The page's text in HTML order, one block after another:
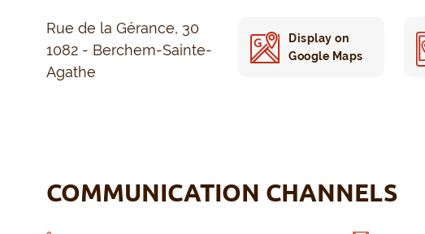
Rue de la Gérance, 30
1082 - Berchem-Sainte-
Agathe
Display on
Google Maps
COMMUNICATION CHANNELS